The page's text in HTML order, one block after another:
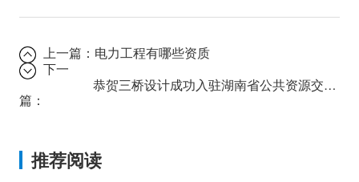
上一篇： 电力工程有哪些资质
下一
篇：
恭贺三桥设计成功入驻湖南省公共资源交易统一注册平台！
推荐阅读